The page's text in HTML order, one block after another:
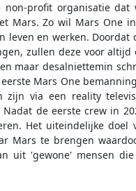
non-profit organisatie
Mars. Zo wil Mars One
leven en werken.
zullen deze voor
maar desalniettemin
Mars One
via een reality
de eerste crew in
Het uiteindelijke
Mars te brengen
uit 'gewone' mensen